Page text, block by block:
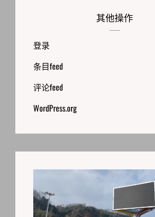
其他操作
登录
条目feed
评论feed
WordPress.org